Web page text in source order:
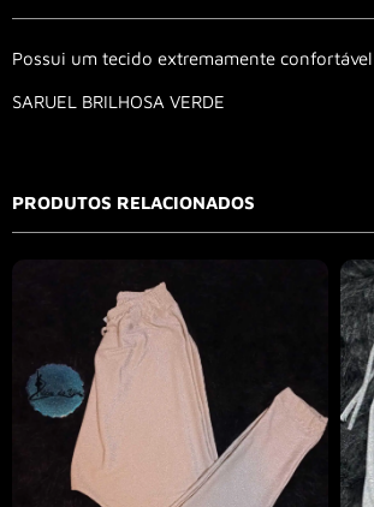
Possui um tecido extremamente
SARUEL BRILHOSA VERDE
PRODUTOS RELACIONADOS